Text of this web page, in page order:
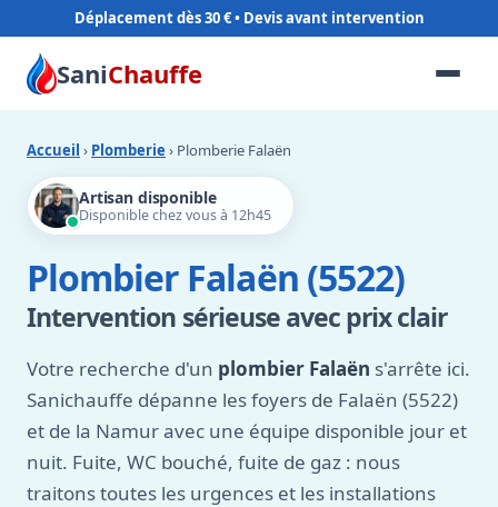
Déplacement dès 30 €
SaniChauffe
Accueil › Plomberie › Plomberie Falaën
Artisan disponible
Disponible chez vous à 12h45
Plombier Falaën (5522)
Intervention sérieuse avec prix clair
Votre recherche d'un plombier Falaën s'arrête ici.
Sanichauffe dépanne les foyers de Falaën (5522)
et de la Namur avec une équipe disponible jour et
nuit. Fuite, WC bouché, fuite de gaz : nous
traitons toutes les urgences et les installations